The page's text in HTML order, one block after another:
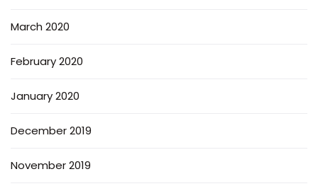
March 2020
February 2020
January 2020
December 2019
November 2019